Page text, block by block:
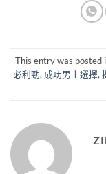
This entry was posted
必利勁, 成功男士選擇,